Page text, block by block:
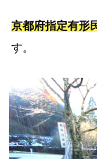
京都府指定有形
す。